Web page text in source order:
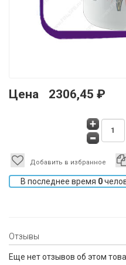
Цена 2306,45 ₽
Добавить в избранное
В последнее время 0
Отзывы
Еще нет отзывов об этом